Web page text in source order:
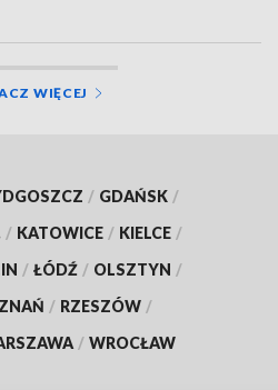
WIĘCEJ
/ GDAŃSK /
/ KATOWICE / KIELCE /
/ ŁÓDŹ / OLSZTYN /
/ RZESZÓW /
/ WROCŁAW